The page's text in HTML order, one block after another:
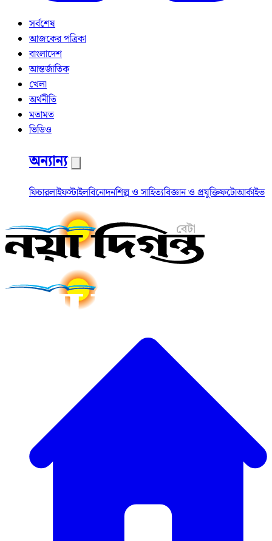
সর্বশেষ
আজকের পত্রিকা
বাংলাদেশ
আন্তর্জাতিক
খেলা
অর্থনীতি
মতামত
ভিডিও
অন্যান্য
ফিচারলাইফস্টাইলবিনোদনশিল্প ও সাহিত্যবিজ্ঞান ও প্রযুক্তিফটোআর্কাইভ